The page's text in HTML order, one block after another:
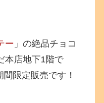
ー 」の絶品チョコ
本店地下1階で
限定販売です！